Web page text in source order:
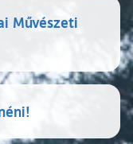
Művészeti